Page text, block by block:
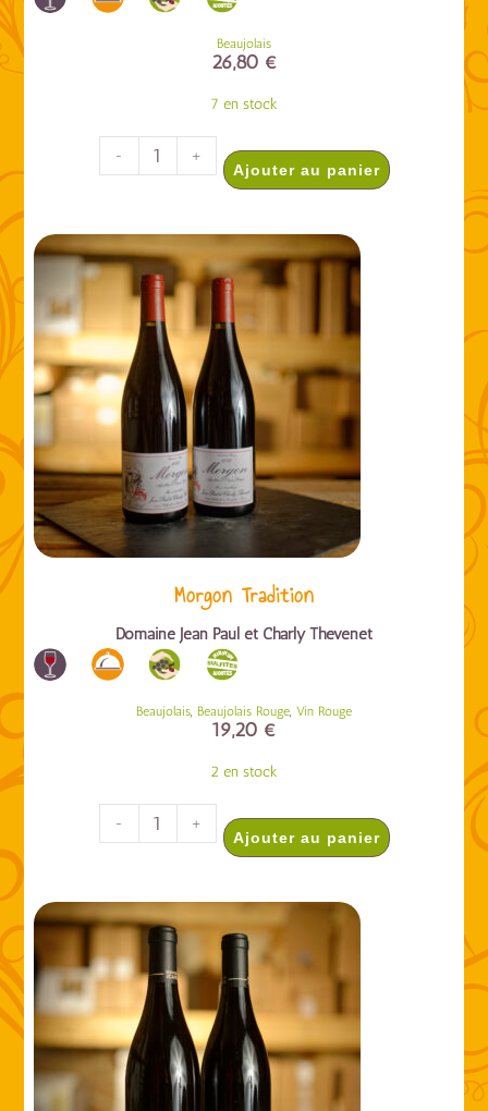
Beaujolais
26,80 €
7 en stock
- +
Ajouter au panier
Morgon Tradition
Domaine Jean Paul et Charly Thévenet
Beaujolais, Beaujolais Rouge, Vin Rouge
19,20 €
2 en stock
- +
Ajouter au panier